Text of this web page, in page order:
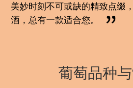
美妙时刻不可或缺的精致点缀
酒，总有一款适合您。
”
葡萄品种